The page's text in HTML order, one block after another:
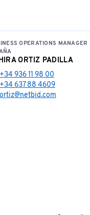
OPERATIONS MANAGER
ORTIZ PADILLA
+34 936 11 98 00
+34 637 88 4609
ortiz@netbid.com